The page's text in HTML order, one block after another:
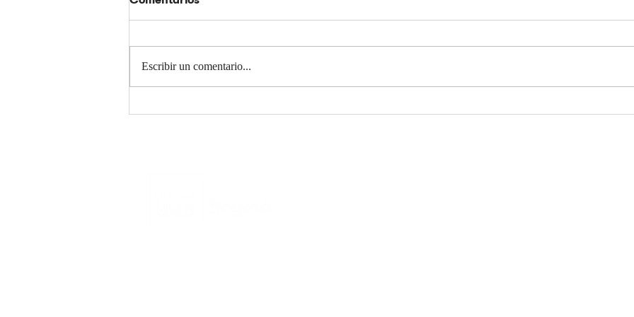
Escribir un comentario...